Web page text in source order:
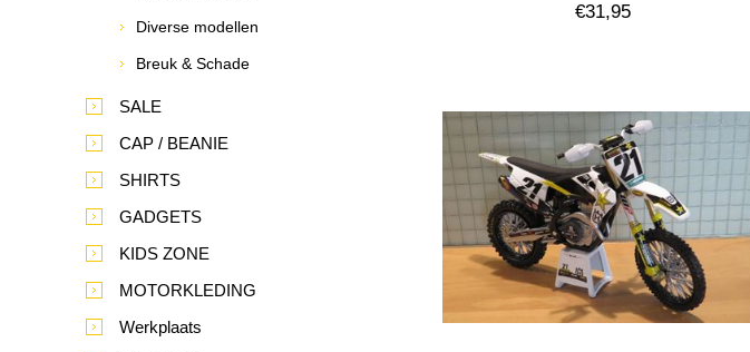
€31,95
Diverse modellen
Breuk & Schade
SALE
CAP / BEANIE
SHIRTS
GADGETS
KIDS ZONE
MOTORKLEDING
Werkplaats